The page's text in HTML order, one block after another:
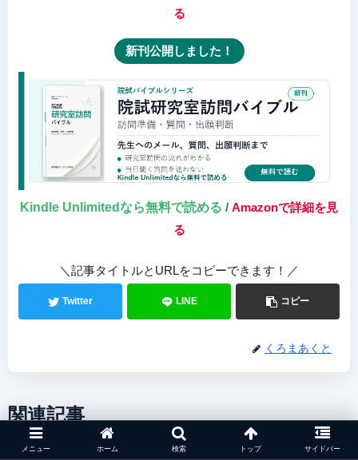
る
新刊公開しました！
Kindle Unlimitedなら無料で読める / Amazonで詳細を見
る
＼記事タイトルとURLをコピーできます！／
Twitter LINE コピー
くろまあくと
関連記事
メニュー ホーム 検索 トップ サイドバー